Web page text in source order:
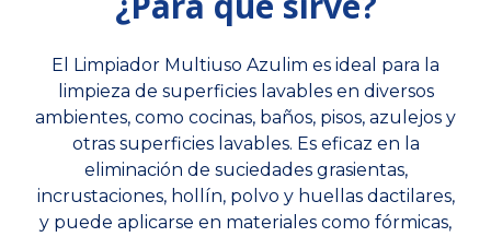
El Limpiador Multiuso Azulim es ideal para la
limpieza de superficies lavables en diversos
ambientes, como cocinas, baños, pisos, azulejos y
otras superficies lavables. Es eficaz en la
eliminación de suciedades grasientas,
incrustaciones, hollín, polvo y huellas dactilares,
y puede aplicarse en materiales como fórmicas,